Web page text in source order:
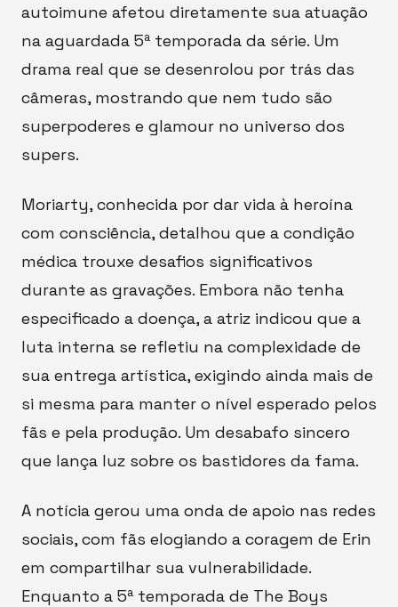
autoimune afetou diretamente sua atuação
na aguardada 5ª temporada da série. Um
drama real que se desenrolou por trás das
câmeras, mostrando que nem tudo são
superpoderes e glamour no universo dos
supers.
Moriarty, conhecida por dar vida à heroína
com consciência, detalhou que a condição
médica trouxe desafios significativos
durante as gravações. Embora não tenha
especificado a doença, a atriz indicou que a
luta interna se refletiu na complexidade de
sua entrega artística, exigindo ainda mais de
si mesma para manter o nível esperado pelos
fãs e pela produção. Um desabafo sincero
que lança luz sobre os bastidores da fama.
A notícia gerou uma onda de apoio nas redes
sociais, com fãs elogiando a coragem de Erin
em compartilhar sua vulnerabilidade.
Enquanto a 5ª temporada de The Boys